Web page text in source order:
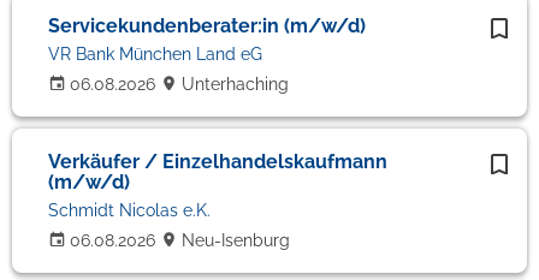
Servicekundenberater:in (m/w/d)
06.08.2026
VR Bank München Land eG
Unterhaching
Verkäufer / Einzelhandelskaufmann
(m/w/d)
06.08.2026
Schmidt Nicolas e.K.
Neu-Isenburg